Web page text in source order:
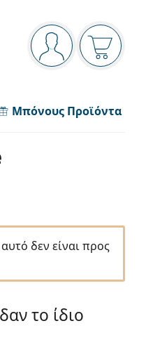
Πίνακας πλοήγησης
Είστε
Το
Μπόνους Προϊόντα
δεν είναι προς
το ίδιο